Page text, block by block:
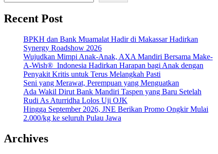
Recent Post
BPKH dan Bank Muamalat Hadir di Makassar Hadirkan
Synergy Roadshow 2026
Wujudkan Mimpi Anak-Anak, AXA Mandiri Bersama Make-
A-Wish® Indonesia Hadirkan Harapan bagi Anak dengan
Penyakit Kritis untuk Terus Melangkah Pasti
Seni yang Merawat, Perempuan yang Menguatkan
Ada Wakil Dirut Bank Mandiri Taspen yang Baru Setelah
Rudi As Aturridha Lolos Uji OJK
Hingga September 2026, JNE Berikan Promo Ongkir Mulai
2.000/kg ke seluruh Pulau Jawa
Archives